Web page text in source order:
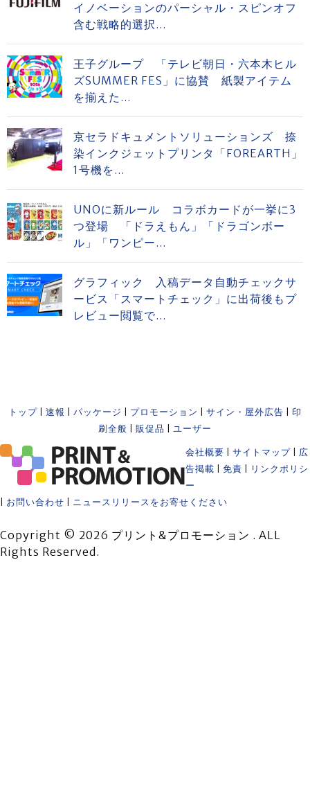
イノベーションのパーシャル・スピンオフ
含む戦略的選択...
王子グループ 「テレビ朝日・六本木ヒル
ズSUMMER FES」に協賛 紙製アイテム
を揃えた...
京セラドキュメントソリューションズ 捺
染インクジェットプリンタ「FOREARTH」
1号機を...
UNOに新ルール コラボカードが一挙に3
つ登場 「ドラえもん」「ドラゴンボー
ル」「ワンピー...
グラフィック 入稿データ自動チェックサ
ービス「スマートチェック」に出荷後もプ
レビュー閲覧で...
トップ 速報 パッケージ プロモーション サイン・屋外広告
印
刷全般
販促品 ユーザー
会社概要 サイトマップ
広
告掲載
免責
リンクポリシ
ー
お問い合わせ ニュースリリースをお寄せください
Copyright © 2026 プリント&プロモーション . ALL
Rights Reserved.